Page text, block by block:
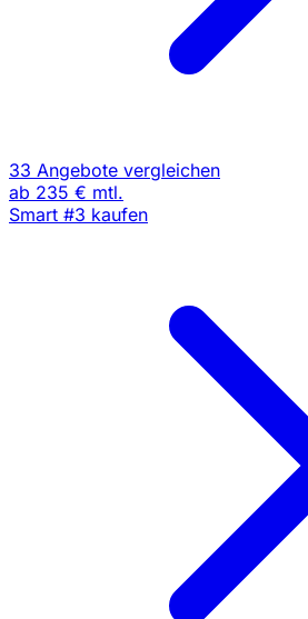
33 Angebote vergleichen
ab 235 € mtl.
Smart #3 kaufen